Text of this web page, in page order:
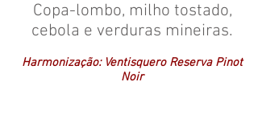
Copa-lombo, milho tostado,
cebola e verduras mineiras.
Harmonização: Ventisquero Reserva Pinot
Noir